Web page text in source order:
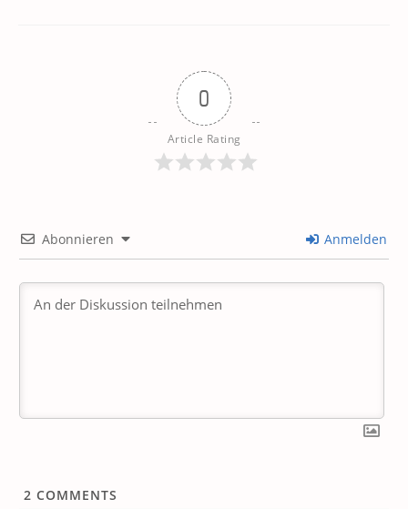
0
Article Rating
Abonnieren Anmelden
2 COMMENTS